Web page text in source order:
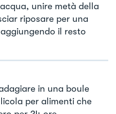
unire metà della
riposare per una
il resto
in una boule
per alimenti che